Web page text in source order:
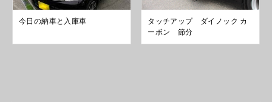
今日の納車と入庫車
タッチアップ ダイノック カ
ーボン 節分